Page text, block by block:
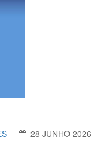
28 JUNHO 2026